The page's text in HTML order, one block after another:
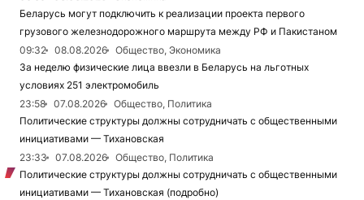
Беларусь могут подключить к реализации проекта первого
грузового железнодорожного маршрута между РФ и Пакистаном
09:32
08.08.2026
Общество, Экономика
За неделю физические лица ввезли в Беларусь на льготных
условиях 251 электромобиль
23:58
07.08.2026
Общество, Политика
Политические структуры должны сотрудничать с общественными
инициативами — Тихановская
23:33
07.08.2026
Общество, Политика
Политические структуры должны сотрудничать с общественными
инициативами — Тихановская (подробно)